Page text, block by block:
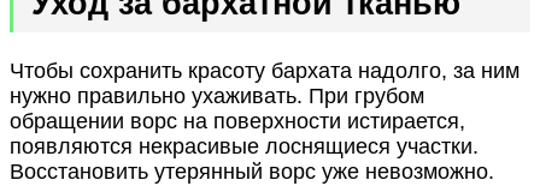
Чтобы сохранить красоту бархата надолго, за ним
нужно правильно ухаживать. При грубом
обращении ворс на поверхности истирается,
появляются некрасивые лоснящиеся участки.
Восстановить утерянный ворс уже невозможно.